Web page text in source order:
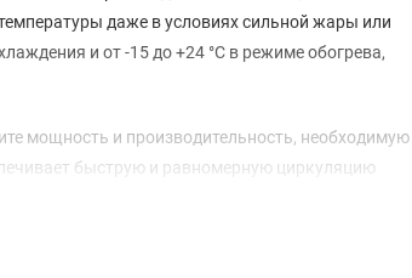
даже в условиях сильной жары или
и от -15 до +24 °C в режиме обогрева,
мощность и производительность, необходимую
быструю и равномерную циркуляцию
его удобно интегрировать в интерьер.